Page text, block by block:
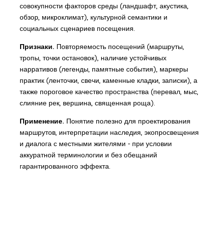
совокупности факторов среды (ландшафт, акустика,
обзор, микроклимат), культурной семантики и
социальных сценариев посещения.
Признаки. Повторяемость посещений (маршруты,
тропы, точки остановок), наличие устойчивых
нарративов (легенды, памятные события), маркеры
практик (ленточки, свечи, каменные кладки, записки), а
также пороговое качество пространства (перевал, мыс,
слияние рек, вершина, священная роща).
Применение. Понятие полезно для проектирования
маршрутов, интерпретации наследия, экопросвещения
и диалога с местными жителями - при условии
аккуратной терминологии и без обещаний
гарантированного эффекта.